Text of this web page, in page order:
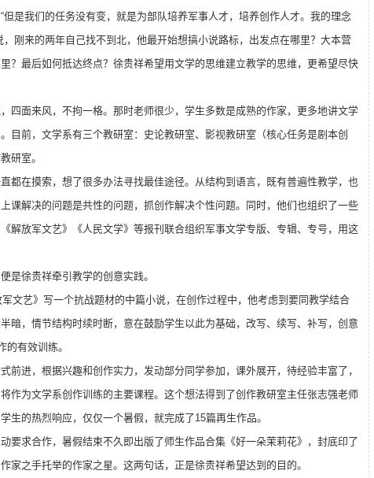
但是我们的任务没有变，就是为部队培养军事人才，培养创作人才。我的理念
刚来的两年自己找不到北，他最开始想搞小说路标，出发点在哪里？大本营
？最后如何抵达终点？徐贵祥希望用文学的思维建立教学的思维，更希望尽快
四面来风，不拘一格。那时老师很少，学生多数是成熟的作家，更多地讲文学
目前，文学系有三个教研室：史论教研室、影视教研室（核心任务是剧本创
研室。
都在摸索，想了很多办法寻找最佳途径。从结构到语言，既有普遍性教学，也
课解决的问题是共性的问题，抓创作解决个性问题。同时，他们也组织了一些
解放军文艺》《人民文学》等报刊联合组织军事文学专版、专辑、专号，用这
是徐贵祥牵引教学的创意实践。
文艺》写一个抗战题材的中篇小说，在创作过程中，他考虑到要同教学结合
暗，情节结构时续时断，意在鼓励学生以此为基础，改写、续写、补写，创意
的有效训练。
前进，根据兴趣和创作实力，发动部分同学参加，课外展开，待经验丰富了，
作为文学系创作训练的主要课程。这个想法得到了创作教研室主任张志强老师
生的热烈响应，仅仅一个暑假，就完成了15篇再生作品。
要求合作，暑假结束不久即出版了师生作品合集《好一朵茉莉花》，封底印了
家之手托举的作家之星。这两句话，正是徐贵祥希望达到的目的。